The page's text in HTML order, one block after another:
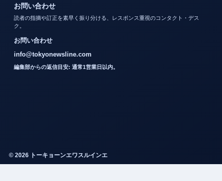
お問い合わせ
読者の指摘や訂正を素早く振り分ける、レスポンス重視のコンタクト・デス
ク。
お問い合わせ
info@tokyonewsline.com
編集部からの返信目安: 通常1営業日以内。
© 2026 トーキョーンエワスルインエ